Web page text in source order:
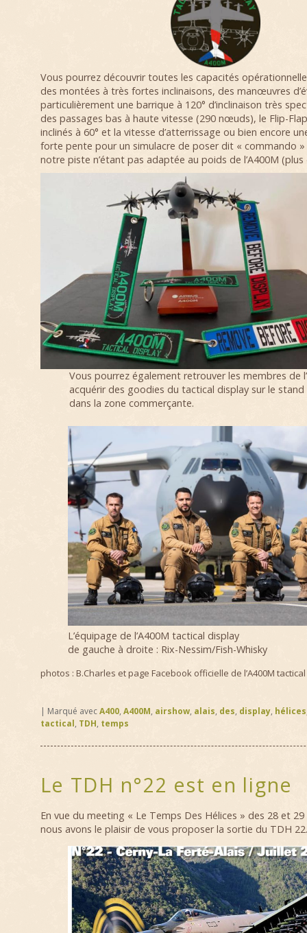
Vous pourrez découvrir toutes les capacités
des montées à très fortes inclinaisons, des manœuvres
particulièrement une barrique à 120° d’inclinaison très
des passages bas à haute vitesse (290 nœuds), le Flip-
inclinés à 60° et la vitesse d’atterrissage ou bien encore
forte pente pour un simulacre de poser dit « commando »
notre piste n’étant pas adaptée au poids de l’A400M
Vous pourrez également retrouver les membres de
acquérir des goodies du tactical display sur le stand
dans la zone commerçante.
L’équipage de l’A400M tactical display
de gauche à droite : Rix-Nessim/Fish-Whisky
photos : B.Charles et page Facebook officielle de l’A400M
| Marqué avec A400, A400M, airshow, alais, des, display, hélices
tactical, TDH, temps
Le TDH n°22 est en ligne
En vue du meeting « Le Temps Des Hélices » des 28 et
nous avons le plaisir de vous proposer la sortie du TDH 22.